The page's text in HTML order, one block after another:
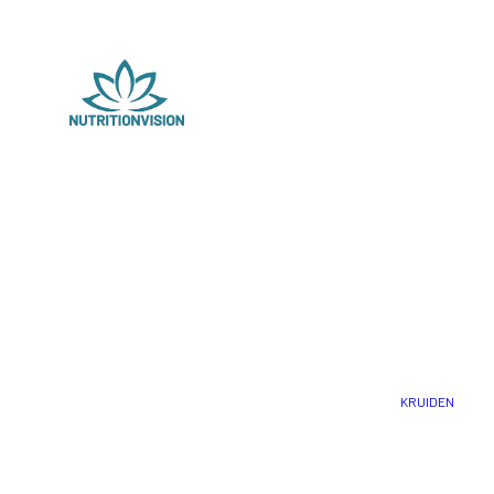
KRUIDEN